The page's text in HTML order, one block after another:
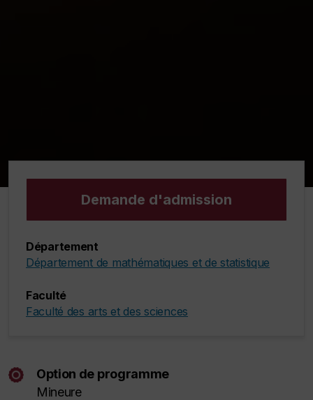
Demande d'admission
Département
Département de mathématiques et de statistique
Faculté
Faculté des arts et des sciences
Option de programme
Mineure